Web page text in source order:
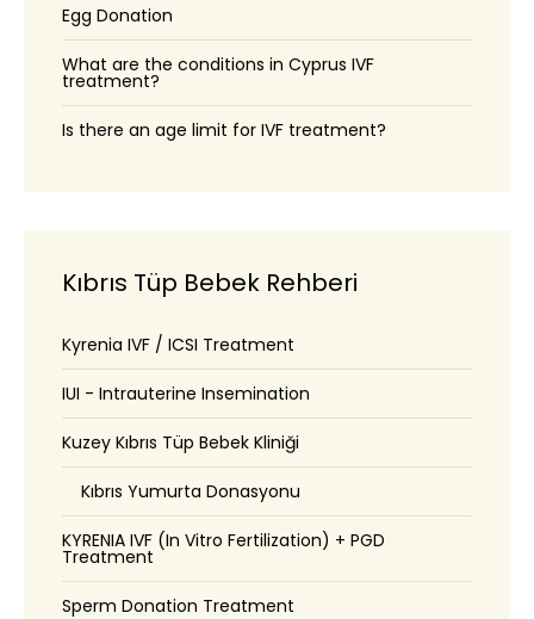
Egg Donation
What are the conditions in Cyprus IVF
treatment?
Is there an age limit for IVF treatment?
Kıbrıs Tüp Bebek Rehberi
Kyrenia IVF / ICSI Treatment
IUI - Intrauterine Insemination
Kuzey Kıbrıs Tüp Bebek Kliniği
Kıbrıs Yumurta Donasyonu
KYRENIA IVF (In Vitro Fertilization) + PGD
Treatment
Sperm Donation Treatment